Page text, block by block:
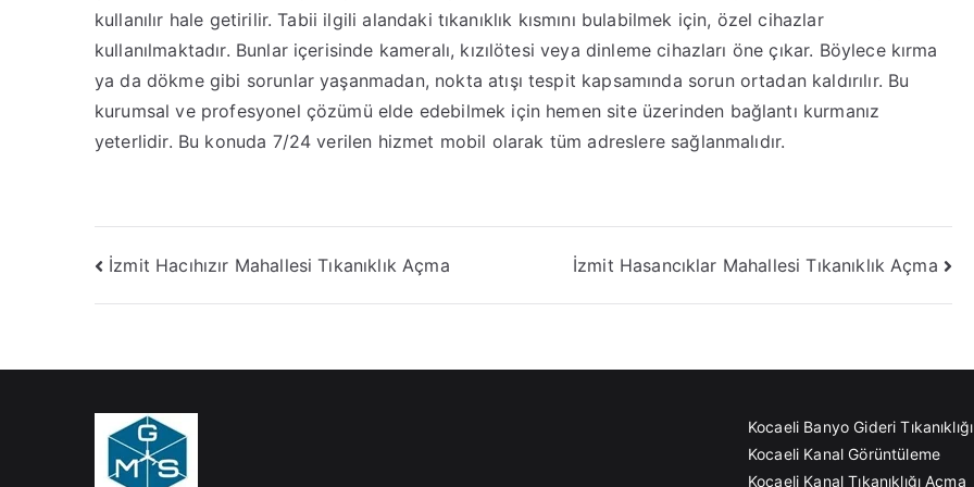
kullanılır hale getirilir. Tabii ilgili alandaki tıkanıklık kısmını bulabilmek için, özel cihazlar
kullanılmaktadır. Bunlar içerisinde kameralı, kızılötesi veya dinleme cihazları öne çıkar. Böylece kırma
ya da dökme gibi sorunlar yaşanmadan, nokta atışı tespit kapsamında sorun ortadan kaldırılır. Bu
kurumsal ve profesyonel çözümü elde edebilmek için hemen site üzerinden bağlantı kurmanız
yeterlidir. Bu konuda 7/24 verilen hizmet mobil olarak tüm adreslere sağlanmalıdır.
Yazı
gezinmesi
İzmit Hacıhızır Mahallesi Tıkanıklık Açma İzmit Hasancıklar Mahallesi Tıkanıklık Açma
Kocaeli Banyo Gideri
Kocaeli Kanal Görüntüleme
Kocaeli Kanal Tıkanıklığı Açma